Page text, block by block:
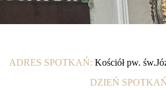
ADRES SPOTKAŃ: Kościół pw.
DZIEŃ